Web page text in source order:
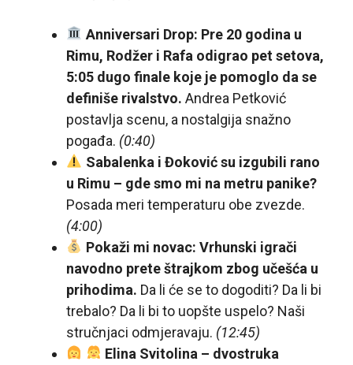
Anniversari Drop: Pre 20 godina u
Rimu, Rodžer i Rafa odigrao pet setova,
5:05 dugo finale koje je pomoglo da se
definiše rivalstvo. Andrea Petković
postavlja scenu, a nostalgija snažno
pogađa. (0:40)
Sabalenka i Đoković su izgubili rano
u Rimu – gde smo mi na metru panike?
Posada meri temperaturu obe zvezde.
(4:00)
Pokaži mi novac: Vrhunski igrači
navodno prete štrajkom zbog učešća u
prihodima. Da li će se to dogoditi? Da li bi
trebalo? Da li bi to uopšte uspelo? Naši
stručnjaci odmjeravaju. (12:45)
Elina Svitolina – dvostruka